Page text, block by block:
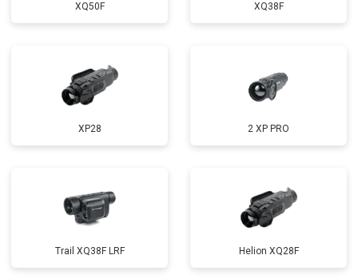
XQ50F XQ38F
XP28 2 XP PRO
Trail XQ38F LRF Helion XQ28F